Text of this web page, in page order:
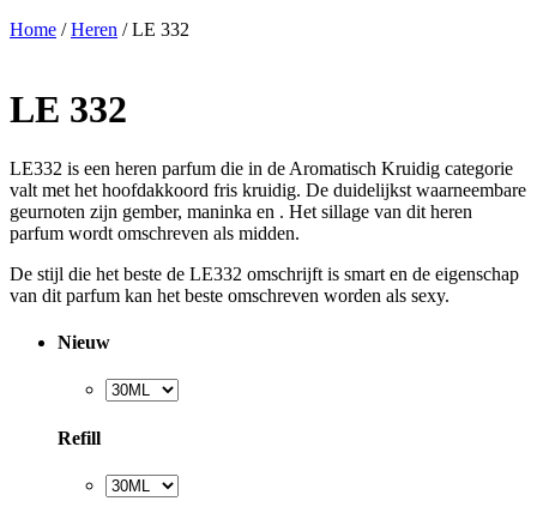
Home /Heren / LE 332
LE 332
LE332 is een heren parfum die in de Aromatisch Kruidig categorie
valt met het hoofdakkoord fris kruidig. De duidelijkst waarneembare
geurnoten zijn gember, maninka en . Het sillage van dit heren
parfum wordt omschreven als midden.
De stijl die het beste de LE332 omschrijft is smart en de eigenschap
van dit parfum kan het beste omschreven worden als sexy.
Nieuw
Refill